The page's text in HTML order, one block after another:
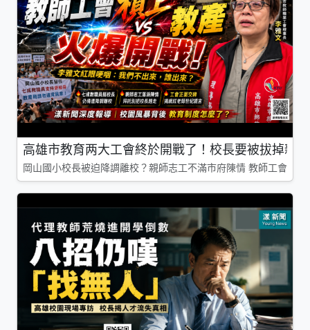
高雄市教育两大工會終於開戰了！校長要被拔掉親
岡山國小校長被迫降調離校？親師志工不滿市府陳情 教師工會槓